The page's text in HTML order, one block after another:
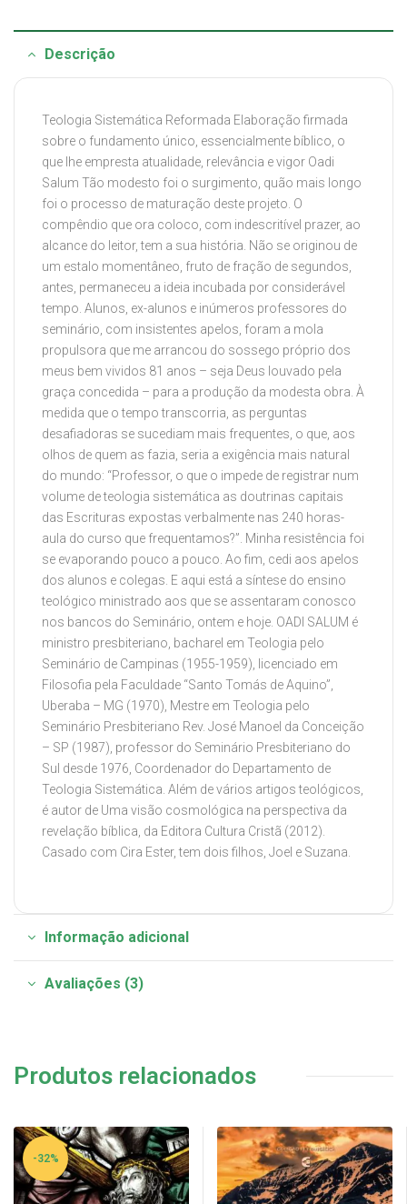
Descrição
Teologia Sistemática Reformada Elaboração firmada
sobre o fundamento único, essencialmente bíblico, o
que lhe empresta atualidade, relevância e vigor Oadi
Salum Tão modesto foi o surgimento, quão mais longo
foi o processo de maturação deste projeto. O
compêndio que ora coloco, com indescritível prazer, ao
alcance do leitor, tem a sua história. Não se originou de
um estalo momentâneo, fruto de fração de segundos,
antes, permaneceu a ideia incubada por considerável
tempo. Alunos, ex-alunos e inúmeros professores do
seminário, com insistentes apelos, foram a mola
propulsora que me arrancou do sossego próprio dos
meus bem vividos 81 anos – seja Deus louvado pela
graça concedida – para a produção da modesta obra. À
medida que o tempo transcorria, as perguntas
desafiadoras se sucediam mais frequentes, o que, aos
olhos de quem as fazia, seria a exigência mais natural
do mundo: “Professor, o que o impede de registrar num
volume de teologia sistemática as doutrinas capitais
das Escrituras expostas verbalmente nas 240 horas-
aula do curso que frequentamos?”. Minha resistência foi
se evaporando pouco a pouco. Ao fim, cedi aos apelos
dos alunos e colegas. E aqui está a síntese do ensino
teológico ministrado aos que se assentaram conosco
nos bancos do Seminário, ontem e hoje. OADI SALUM é
ministro presbiteriano, bacharel em Teologia pelo
Seminário de Campinas (1955-1959), licenciado em
Filosofia pela Faculdade “Santo Tomás de Aquino”,
Uberaba – MG (1970), Mestre em Teologia pelo
Seminário Presbiteriano Rev. José Manoel da Conceição
– SP (1987), professor do Seminário Presbiteriano do
Sul desde 1976, Coordenador do Departamento de
Teologia Sistemática. Além de vários artigos teológicos,
é autor de Uma visão cosmológica na perspectiva da
revelação bíblica, da Editora Cultura Cristã (2012).
Casado com Cira Ester, tem dois filhos, Joel e Suzana.
Informação adicional
Avaliações (3)
Produtos relacionados
-32%